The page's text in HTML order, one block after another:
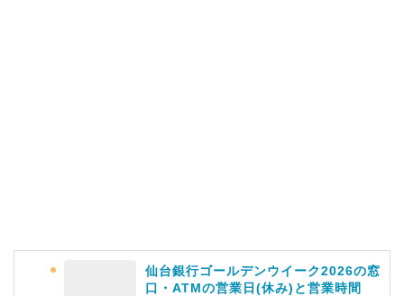
出店情報!混雑や渋滞も調査!
仙台銀行ゴールデンウイーク2026の窓
口・ATMの営業日(休み)と営業時間